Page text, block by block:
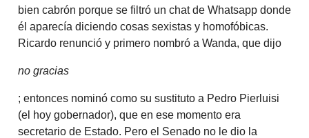
bien cabrón porque se filtró un chat de Whatsapp donde
él aparecía diciendo cosas sexistas y homofóbicas.
Ricardo renunció y primero nombró a Wanda, que dijo
no gracias
; entonces nominó como su sustituto a Pedro Pierluisi
(el hoy gobernador), que en ese momento era
secretario de Estado. Pero el Senado no le dio la